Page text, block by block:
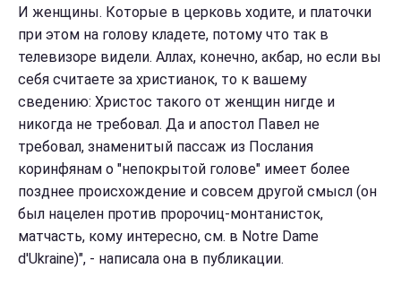
И женщины. Которые в церковь ходите, и платочки
при этом на голову кладете, потому что так в
телевизоре видели. Аллах, конечно, акбар, но если вы
себя считаете за христианок, то к вашему
сведению: Христос такого от женщин нигде и
никогда не требовал. Да и апостол Павел не
требовал, знаменитый пассаж из Послания
коринфянам о "непокрытой голове" имеет более
позднее происхождение и совсем другой смысл (он
был нацелен против пророчиц-монтанисток,
матчасть, кому интересно, см. в Notre Dame
d'Ukraine)", - написала она в публикации.